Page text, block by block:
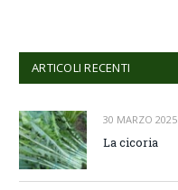
ARTICOLI RECENTI
30 MARZO 2025
La cicoria